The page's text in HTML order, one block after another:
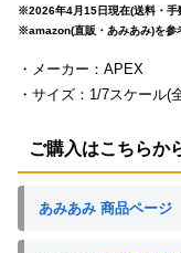
※2026年4月15日現在(送料・手
※amazon(直販・あみあみ)を参
・メーカー：APEX
・サイズ：1/7スケール(
ご購入はこちらか
あみあみ 商品ページ